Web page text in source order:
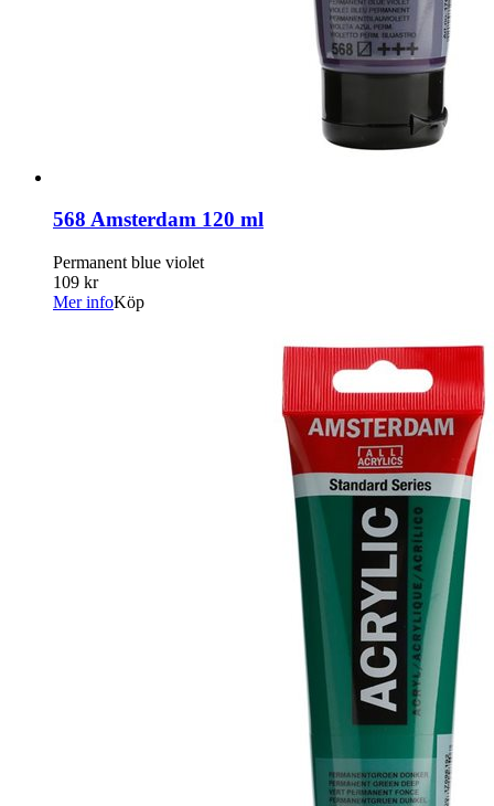
568 Amsterdam 120 ml
Permanent blue violet
109 kr
Mer infoKöp